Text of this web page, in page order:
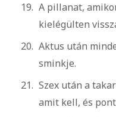
A pillanat,
kielégülten
Aktus után
sminkje.
Szex után a
amit kell, és